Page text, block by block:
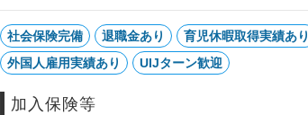
社会保険完備 退職金あり 育児休暇取得実績あり
外国人雇用実績あり
UIJターン歓迎
加入保険等